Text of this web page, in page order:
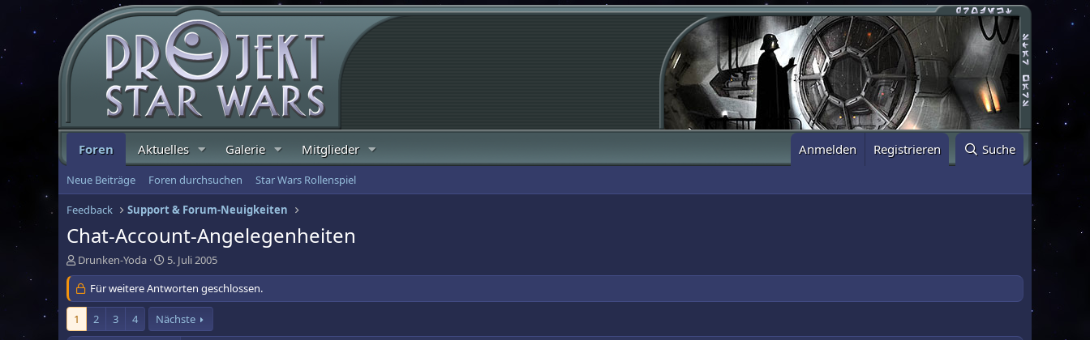
Foren Aktuelles Galerie Mitglieder Anmelden Registrieren Suche
Neue Beiträge Foren durchsuchen Star Wars Rollenspiel
Feedback Support & Forum-Neuigkeiten
Chat-Account-Angelegenheiten
E
r
s
t
e
l
Drunken-Yoda
E
r
s
t
e
l
5. Juli 2005
Für weitere Antworten geschlossen.
1 2 3 4 Nächste